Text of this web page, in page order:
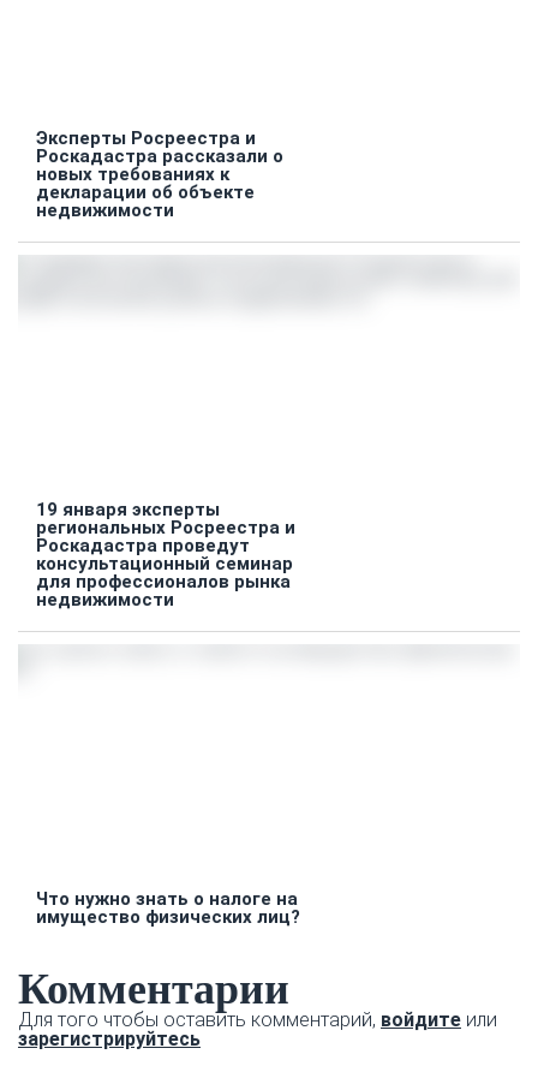
Эксперты Росреестра и
Роскадастра рассказали о
новых требованиях к
декларации об объекте
недвижимости
19 января эксперты
региональных Росреестра и
Роскадастра проведут
консультационный семинар
для профессионалов рынка
недвижимости
Что нужно знать о налоге на
имущество физических лиц?
Комментарии
Для того чтобы оставить комментарий, войдите или
зарегистрируйтесь